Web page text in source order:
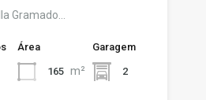
Gramado…
Área
165 m²
Garagem
2